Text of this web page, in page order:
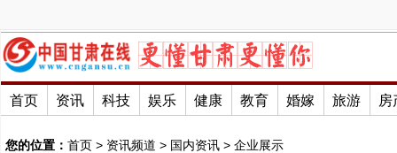
首页 资讯 科技 娱乐 健康 教育 婚嫁 旅游 房
您的位置： 首页 > 资讯频道 > 国内资讯 > 企业展示